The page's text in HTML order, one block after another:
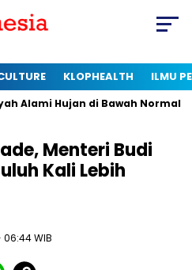
KLOPHEALTH ILMU
di Bawah Normal Kapan
Menteri Budi
Kali Lebih
06:44 WIB